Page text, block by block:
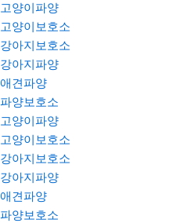
고양이파양
고양이보호소
강아지보호소
강아지파양
애견파양
파양보호소
고양이파양
고양이보호소
강아지보호소
강아지파양
애견파양
파양보호소